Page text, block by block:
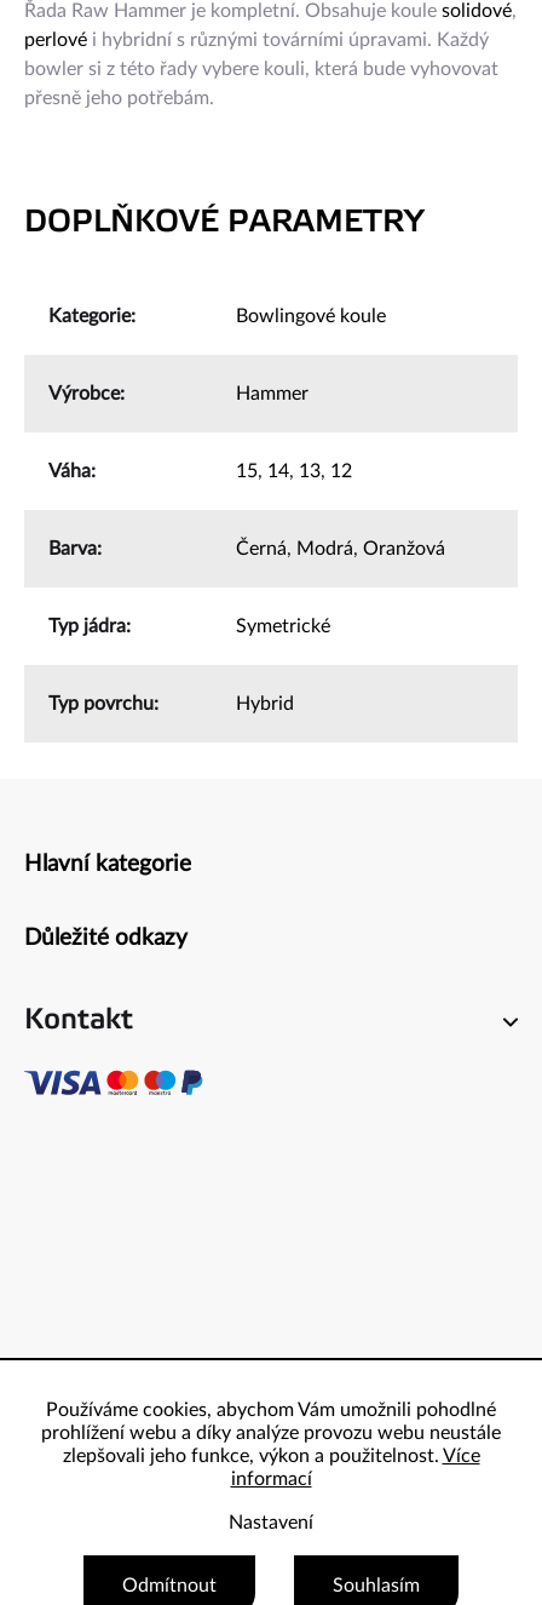
Používáme cookies, abychom Vám umožnili pohodlné
prohlížení webu a díky analýze provozu webu neustále
zlepšovali jeho funkce, výkon a použitelnost. Více
informací
Nastavení
Odmítnout Souhlasím
Řada Raw Hammer je kompletní. Obsahuje koule solidové,
perlové i hybridní s různými továrními úpravami. Každý
bowler si z této řady vybere kouli, která bude vyhovovat
přesně jeho potřebám.
DOPLŇKOVÉ PARAMETRY
Kategorie: Bowlingové koule
Výrobce: Hammer
Váha: 15, 14, 13, 12
Barva: Černá, Modrá, Oranžová
Typ jádra: Symetrické
Typ povrchu: Hybrid
Zápatí
Hlavní kategorie
Důležité odkazy
Kontakt
Vytvořil Shoptet Premium